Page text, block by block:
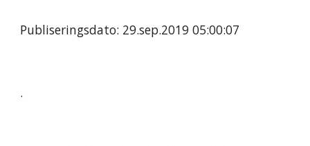
Publiseringsdato: 29.sep.2019 05:00:07
.